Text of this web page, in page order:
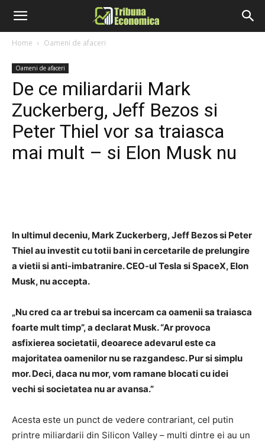
Home Oameni de afaceri
Oameni de afaceri
De ce miliardarii Mark
Zuckerberg, Jeff Bezos si
Peter Thiel vor sa traiasca
mai mult – si Elon Musk nu
In ultimul deceniu, Mark Zuckerberg, Jeff Bezos si Peter
Thiel au investit cu totii bani in cercetarile de prelungire
a vietii si anti-imbatranire. CEO-ul Tesla si SpaceX, Elon
Musk, nu accepta.
„Nu cred ca ar trebui sa incercam ca oamenii sa traiasca
foarte mult timp”, a declarat Musk. “Ar provoca
asfixierea societatii, deoarece adevarul este ca
majoritatea oamenilor nu se razgandesc. Pur si simplu
mor. Deci, daca nu mor, vom ramane blocati cu idei
vechi si societatea nu ar avansa.”
Acesta este un punct de vedere contrariant, cel putin
printre miliardarii din Silicon Valley – multi dintre ei au un